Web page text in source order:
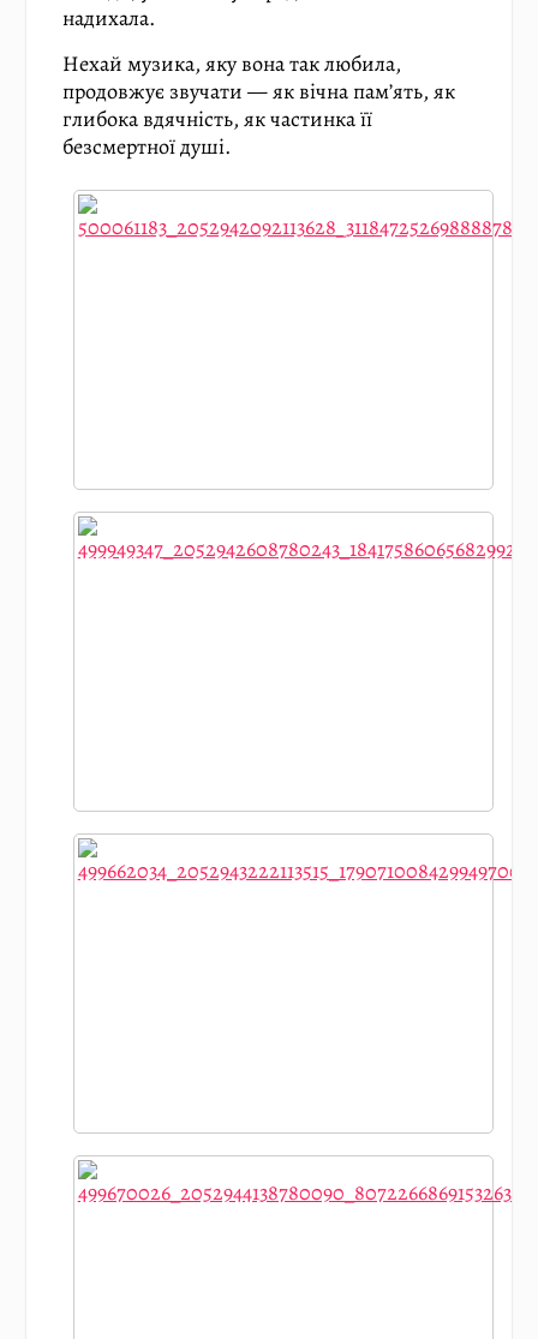
надихала.
Нехай музика, яку вона так любила,
продовжує звучати — як вічна пам’ять, як
глибока вдячність, як частинка її
безсмертної душі.